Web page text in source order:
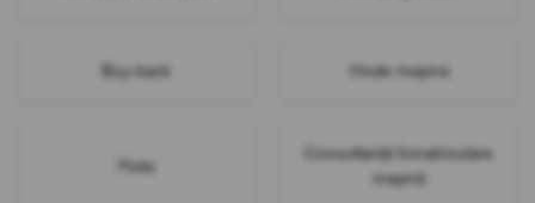
Buy-back Vinde mașina
Flote
Consultanță înmatriculare
mașină